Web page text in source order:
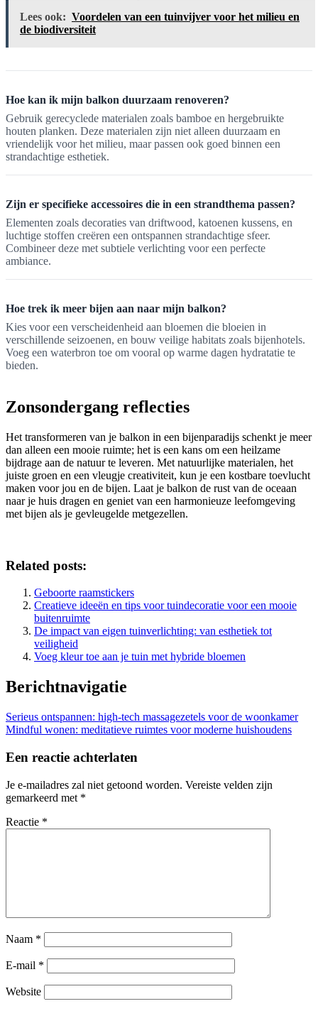
Lees ook: Voordelen van een tuinvijver voor het milieu en
de biodiversiteit
Hoe kan ik mijn balkon duurzaam renoveren?
Gebruik gerecyclede materialen zoals bamboe en hergebruikte
houten planken. Deze materialen zijn niet alleen duurzaam en
vriendelijk voor het milieu, maar passen ook goed binnen een
strandachtige esthetiek.
Zijn er specifieke accessoires die in een strandthema passen?
Elementen zoals decoraties van driftwood, katoenen kussens, en
luchtige stoffen creëren een ontspannen strandachtige sfeer.
Combineer deze met subtiele verlichting voor een perfecte
ambiance.
Hoe trek ik meer bijen aan naar mijn balkon?
Kies voor een verscheidenheid aan bloemen die bloeien in
verschillende seizoenen, en bouw veilige habitats zoals bijenhotels.
Voeg een waterbron toe om vooral op warme dagen hydratatie te
bieden.
Zonsondergang reflecties
Het transformeren van je balkon in een bijenparadijs schenkt je meer
dan alleen een mooie ruimte; het is een kans om een heilzame
bijdrage aan de natuur te leveren. Met natuurlijke materialen, het
juiste groen en een vleugje creativiteit, kun je een kostbare toevlucht
maken voor jou en de bijen. Laat je balkon de rust van de oceaan
naar je huis dragen en geniet van een harmonieuze leefomgeving
met bijen als je gevleugelde metgezellen.
Related posts:
Geboorte raamstickers
Creatieve ideeën en tips voor tuindecoratie voor een mooie
buitenruimte
De impact van eigen tuinverlichting: van esthetiek tot
veiligheid
Voeg kleur toe aan je tuin met hybride bloemen
Berichtnavigatie
Serieus ontspannen: high-tech massagezetels voor de woonkamer
Mindful wonen: meditatieve ruimtes voor moderne huishoudens
Een reactie achterlaten
Je e-mailadres zal niet getoond worden. Vereiste velden zijn
gemarkeerd met *
Reactie *
Naam *
E-mail *
Website